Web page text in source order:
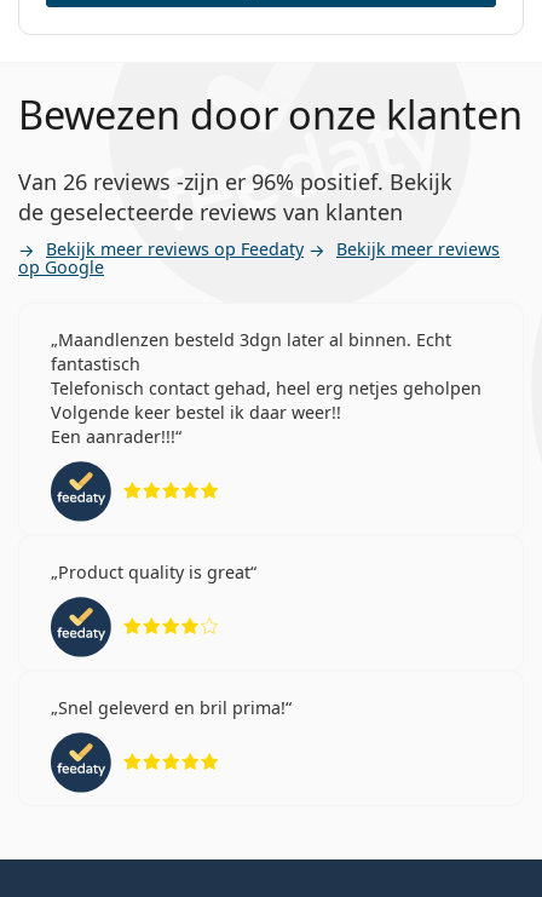
Bewezen door onze klanten
Van 26 reviews -zijn er 96% positief. Bekijk
de geselecteerde reviews van klanten
Bekijk meer reviews op Feedaty Bekijk meer reviews
op Google
Maandlenzen besteld 3dgn later al binnen. Echt
fantastisch
Telefonisch contact gehad, heel erg netjes geholpen
Volgende keer bestel ik daar weer!!
Een aanrader!!!
Product quality is great
Snel geleverd en bril prima!